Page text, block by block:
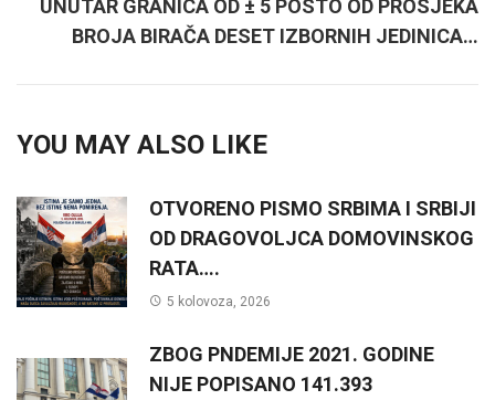
UNUTAR GRANICA OD ± 5 POSTO OD PROSJEKA
BROJA BIRAČA DESET IZBORNIH JEDINICA…
YOU MAY ALSO LIKE
OTVORENO PISMO SRBIMA I SRBIJI
OD DRAGOVOLJCA DOMOVINSKOG
RATA….
5 kolovoza, 2026
ZBOG PNDEMIJE 2021. GODINE
NIJE POPISANO 141.393